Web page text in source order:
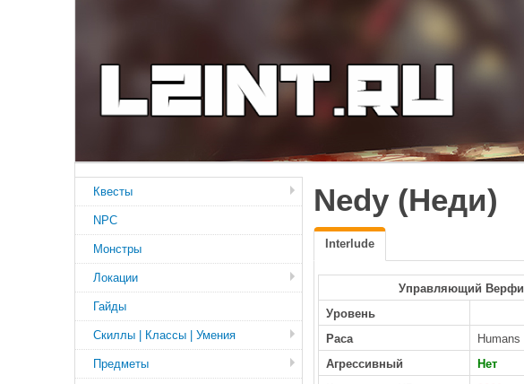
Nedy (Неди)
Interlude
Управляющий Верфи
Уровень
Раса
Humans
Агрессивный
Нет
Квесты
NPC
Монстры
Локации
Гайды
Скиллы | Классы | Умения
Предметы